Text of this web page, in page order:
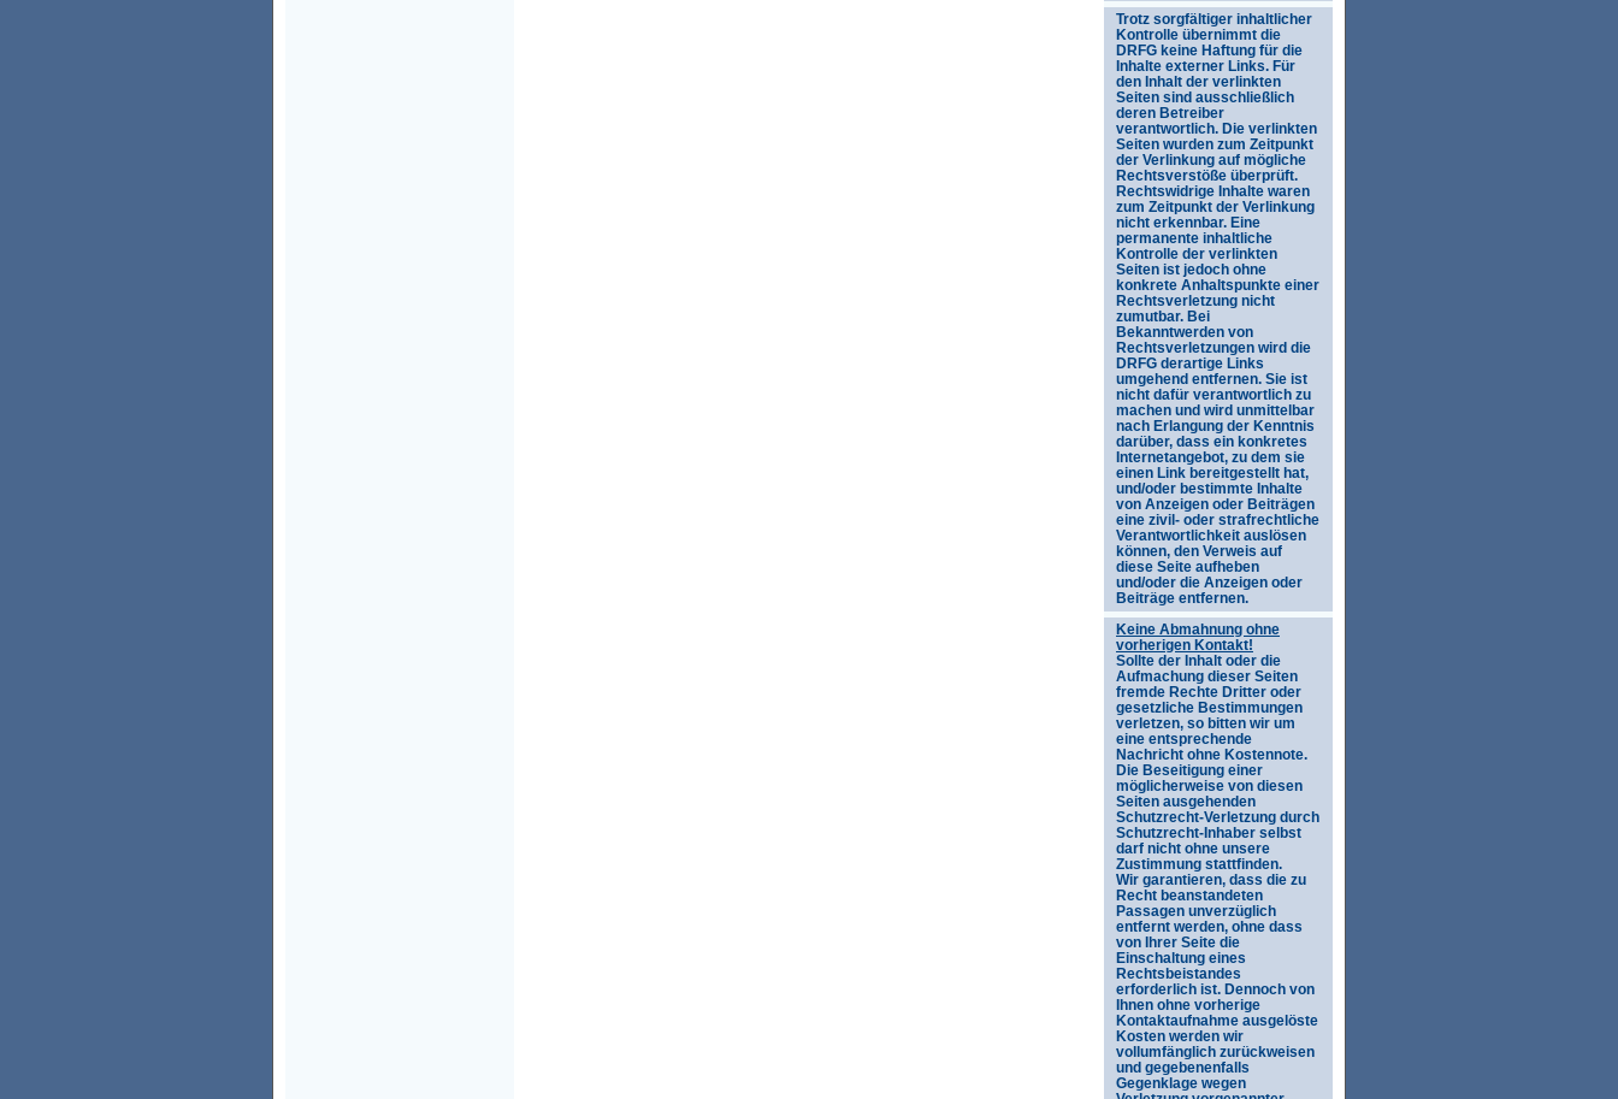
Trotz sorgfältiger inhaltlicher
Kontrolle übernimmt die
DRFG keine Haftung für die
Inhalte externer Links. Für
den Inhalt der verlinkten
Seiten sind ausschließlich
deren Betreiber
verantwortlich. Die verlinkten
Seiten wurden zum Zeitpunkt
der Verlinkung auf mögliche
Rechtsverstöße überprüft.
Rechtswidrige Inhalte waren
zum Zeitpunkt der Verlinkung
nicht erkennbar. Eine
permanente inhaltliche
Kontrolle der verlinkten
Seiten ist jedoch ohne
konkrete Anhaltspunkte einer
Rechtsverletzung nicht
zumutbar. Bei
Bekanntwerden von
Rechtsverletzungen wird die
DRFG derartige Links
umgehend entfernen. Sie ist
nicht dafür verantwortlich zu
machen und wird unmittelbar
nach Erlangung der Kenntnis
darüber, dass ein konkretes
Internetangebot, zu dem sie
einen Link bereitgestellt hat,
und/oder bestimmte Inhalte
von Anzeigen oder Beiträgen
eine zivil- oder strafrechtliche
Verantwortlichkeit auslösen
können, den Verweis auf
diese Seite aufheben
und/oder die Anzeigen oder
Beiträge entfernen.
Keine Abmahnung ohne
vorherigen Kontakt!
Sollte der Inhalt oder die
Aufmachung dieser Seiten
fremde Rechte Dritter oder
gesetzliche Bestimmungen
verletzen, so bitten wir um
eine entsprechende
Nachricht ohne Kostennote.
Die Beseitigung einer
möglicherweise von diesen
Seiten ausgehenden
Schutzrecht-Verletzung durch
Schutzrecht-Inhaber selbst
darf nicht ohne unsere
Zustimmung stattfinden.
Wir garantieren, dass die zu
Recht beanstandeten
Passagen unverzüglich
entfernt werden, ohne dass
von Ihrer Seite die
Einschaltung eines
Rechtsbeistandes
erforderlich ist. Dennoch von
Ihnen ohne vorherige
Kontaktaufnahme ausgelöste
Kosten werden wir
vollumfänglich zurückweisen
und gegebenenfalls
Gegenklage wegen